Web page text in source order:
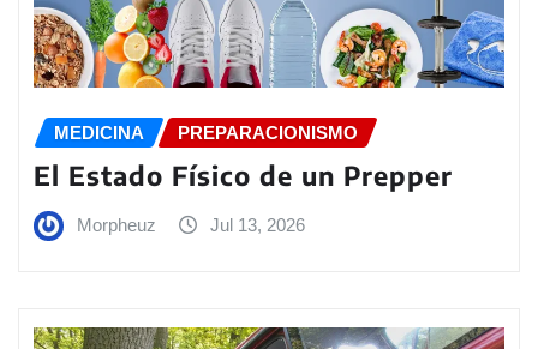
MEDICINA PREPARACIONISMO
El Estado Físico de un Prepper
Morpheuz Jul 13, 2026